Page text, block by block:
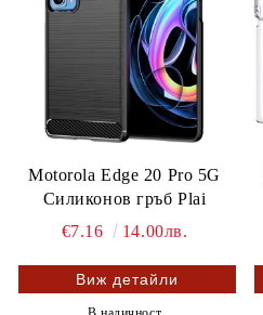
Motorola Edge 20 Pro 5G
Силиконов гръб Plai
€7.16
14.00лв.
Виж детайли